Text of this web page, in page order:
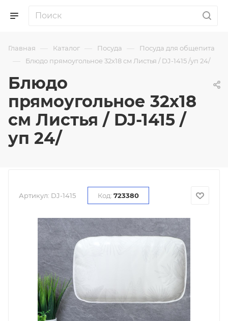
Главная — Каталог — Посуда — Посуда для общепита
— Блюдо прямоугольное 32х18 см Листья / DJ-1415 /уп 24/
Блюдо
прямоугольное 32х18
см Листья / DJ-1415 /
уп 24/
Артикул: DJ-1415 Код: 723380